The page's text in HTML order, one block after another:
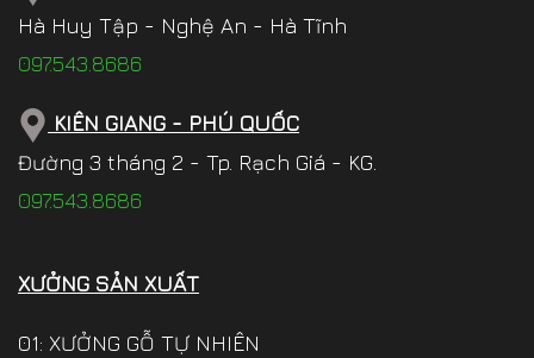
Hà Huy Tập - Nghệ An - Hà Tĩnh
097.543.8686
KIÊN GIANG - PHÚ QUỐC
Đường 3 tháng 2 - Tp. Rạch Giá - KG.
097.543.8686
XƯỞNG SẢN XUẤT
01: XƯỞNG GỖ TỰ NHIÊN